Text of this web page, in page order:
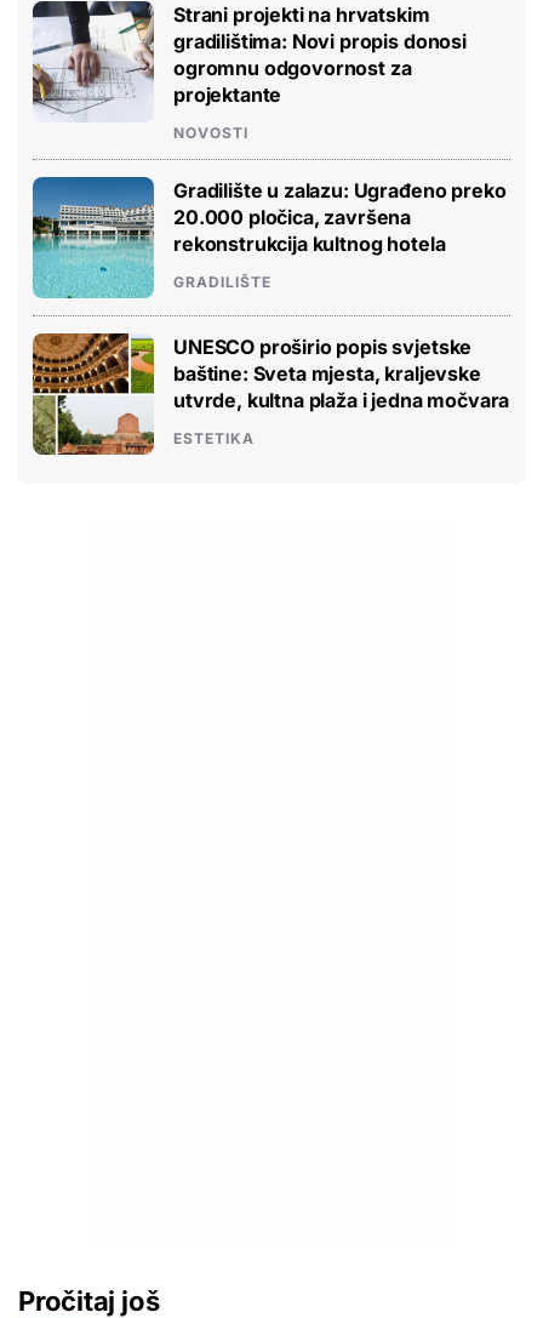
Strani projekti na hrvatskim
gradilištima: Novi propis donosi
ogromnu odgovornost za
projektante
NOVOSTI
Gradilište u zalazu: Ugrađeno preko
20.000 pločica, završena
rekonstrukcija kultnog hotela
GRADILIŠTE
UNESCO proširio popis svjetske
baštine: Sveta mjesta, kraljevske
utvrde, kultna plaža i jedna močvara
ESTETIKA
Pročitaj još